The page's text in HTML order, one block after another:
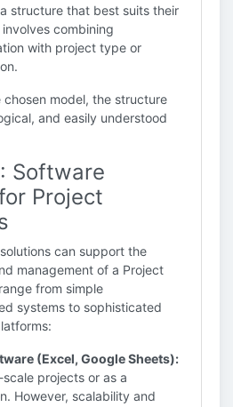
structure that best suits their
combining
with project type or
chosen model, the structure
and easily understood
Software
Project
can support the
management of a Project
from simple
systems to sophisticated
(Excel, Google Sheets):
projects or as a
However, scalability and